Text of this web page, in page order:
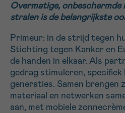
Overmatige, onbeschermde
stralen is de belangrijkste
Primeur: in de strijd tegen
Stichting tegen Kanker en
de handen in elkaar. Als
gedrag stimuleren, specifiek
generaties. Samen brengen
materiaal en netwerken
aan, met mobiele
MIJN VRAAG
Ja, stuur mij de nieuwsbrief
Ik aanvaard de